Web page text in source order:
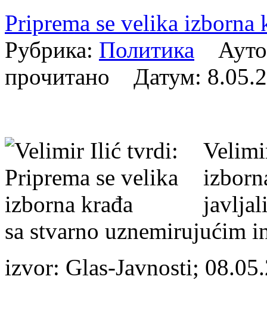
Priprema se velika izborna
Рубрика: Политика
прочитано Датум:
sa stvarno uznemirujućim
izvor: Glas-Javnosti;